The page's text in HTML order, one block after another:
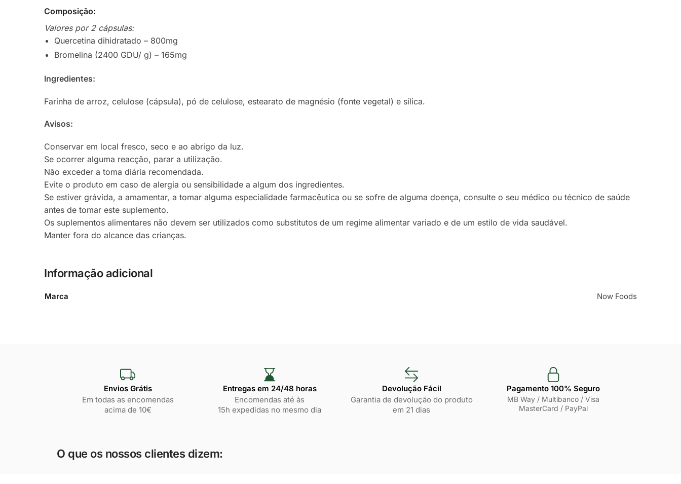
Composição:
Valores por 2 cápsulas:
Quercetina dihidratado – 800mg
Bromelina (2400 GDU/ g) – 165mg
Ingredientes:
Farinha de arroz, celulose (cápsula), pó de celulose, estearato de magnésio (fonte vegetal) e sílica.
Avisos:
Conservar em local fresco, seco e ao abrigo da luz.
Se ocorrer alguma reacção, parar a utilização.
Não exceder a toma diária recomendada.
Evite o produto em caso de alergia ou sensibilidade a algum dos ingredientes.
Se estiver grávida, a amamentar, a tomar alguma especialidade farmacêutica ou se sofre de alguma doença, consulte o seu médico ou técnico de saúde
antes de tomar este suplemento.
Os suplementos alimentares não devem ser utilizados como substitutos de um regime alimentar variado e de um estilo de vida saudável.
Manter fora do alcance das crianças.
Informação adicional
Marca Now Foods
Envios Grátis
Em todas as encomendas
acima de 10€
Entregas em 24/48 horas​
Encomendas até às
15h expedidas no mesmo dia
Devolução Fácil
Garantia de devolução do produto
em 21 dias
Pagamento 100% Seguro
MB Way / Multibanco / Visa
MasterCard / PayPal
O que os nossos clientes dizem: